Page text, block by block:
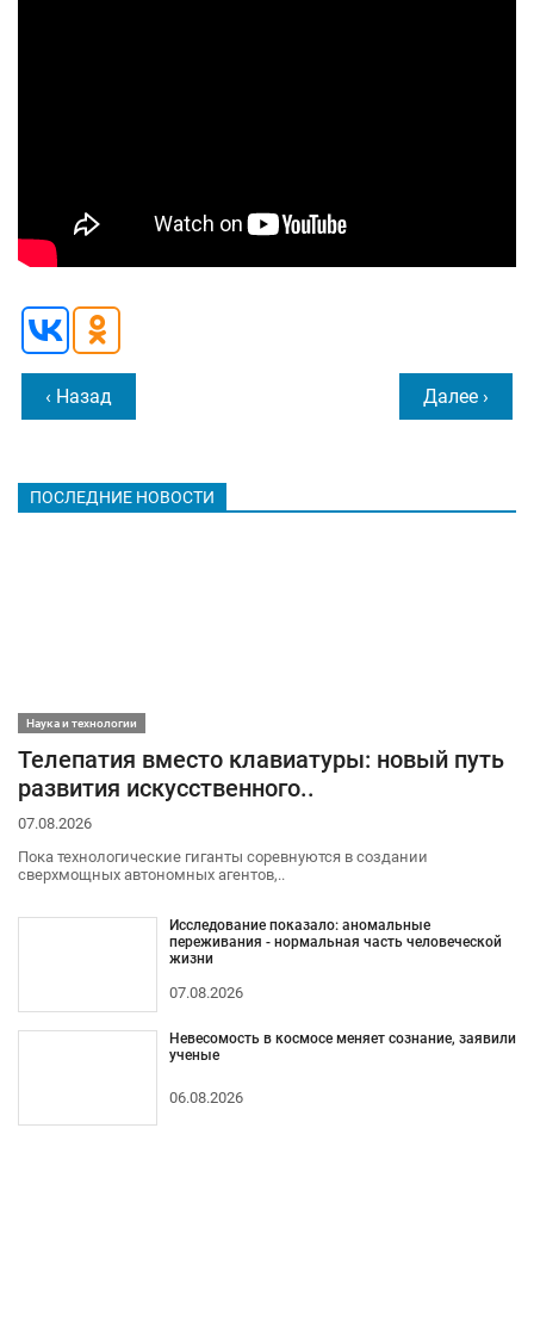
‹ Назад Далее ›
ПОСЛЕДНИЕ НОВОСТИ
Наука и технологии
Телепатия вместо клавиатуры: новый путь
развития искусственного..
07.08.2026
Пока технологические гиганты соревнуются в создании
сверхмощных автономных агентов,..
Исследование показало: аномальные
переживания - нормальная часть человеческой
жизни
07.08.2026
Невесомость в космосе меняет сознание, заявили
ученые
06.08.2026